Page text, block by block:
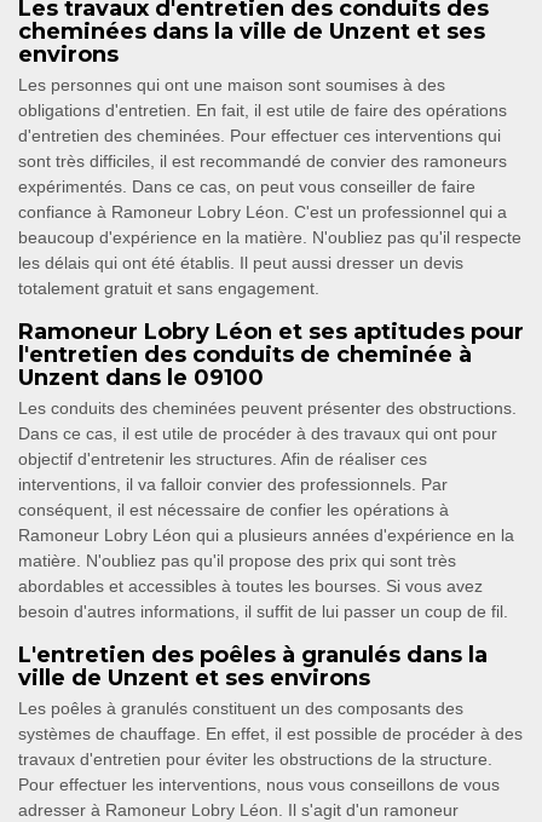
Les travaux d'entretien des conduits des
cheminées dans la ville de Unzent et ses
environs
Les personnes qui ont une maison sont soumises à des
obligations d'entretien. En fait, il est utile de faire des opérations
d'entretien des cheminées. Pour effectuer ces interventions qui
sont très difficiles, il est recommandé de convier des ramoneurs
expérimentés. Dans ce cas, on peut vous conseiller de faire
confiance à Ramoneur Lobry Léon. C'est un professionnel qui a
beaucoup d'expérience en la matière. N'oubliez pas qu'il respecte
les délais qui ont été établis. Il peut aussi dresser un devis
totalement gratuit et sans engagement.
Ramoneur Lobry Léon et ses aptitudes pour
l'entretien des conduits de cheminée à
Unzent dans le 09100
Les conduits des cheminées peuvent présenter des obstructions.
Dans ce cas, il est utile de procéder à des travaux qui ont pour
objectif d'entretenir les structures. Afin de réaliser ces
interventions, il va falloir convier des professionnels. Par
conséquent, il est nécessaire de confier les opérations à
Ramoneur Lobry Léon qui a plusieurs années d'expérience en la
matière. N'oubliez pas qu'il propose des prix qui sont très
abordables et accessibles à toutes les bourses. Si vous avez
besoin d'autres informations, il suffit de lui passer un coup de fil.
L'entretien des poêles à granulés dans la
ville de Unzent et ses environs
Les poêles à granulés constituent un des composants des
systèmes de chauffage. En effet, il est possible de procéder à des
travaux d'entretien pour éviter les obstructions de la structure.
Pour effectuer les interventions, nous vous conseillons de vous
adresser à Ramoneur Lobry Léon. Il s'agit d'un ramoneur